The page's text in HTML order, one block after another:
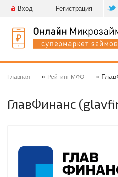
Вход Регистрация
Главная » Рейтинг МФО »
ГлавФинанс